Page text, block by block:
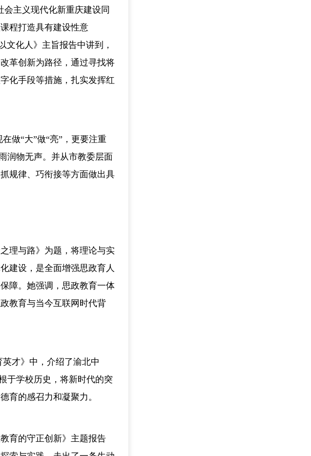
主义现代化新重庆建设同
程打造具有建设性意
文化人》主旨报告中讲到，
革创新为路径，通过寻找将
化手段等措施，扎实发挥红
做“大”做“亮”，更要注重
润物无声。并从市教委层面
规律、巧衔接等方面做出具
理与路》为题，将理论与实
建设，是全面增强思政育人
障。她强调，思政教育一体
教育与当今互联网时代背
才》中，介绍了渝北中
于学校历史，将新时代的突
育的感召力和凝聚力。
育的守正创新》主题报告